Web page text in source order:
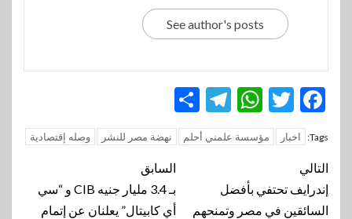
See author's posts
Facebook
Twitter
WhatsApp
Telegram
Tags: اخبار مؤسسة علمني أحلم نهضة مصر للنشر وصله إقتصادية
تنقل
المقالة
السابق
بـ 3.4 مليار جنيه CIB و “سي
أي كابيتال” يعلنان عن إتمام
التالي
إندرايف تحتفي بأفضل
السائقين في مصر وتمنحهم